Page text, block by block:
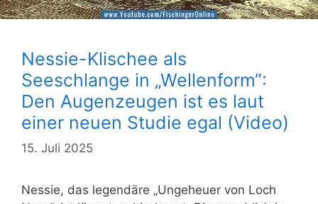
Nessie-Klischee als
Seeschlange in „Wellenform“:
Den Augenzeugen ist es laut
einer neuen Studie egal (Video)
15. Juli 2025
Nessie, das legendäre „Ungeheuer von Loch